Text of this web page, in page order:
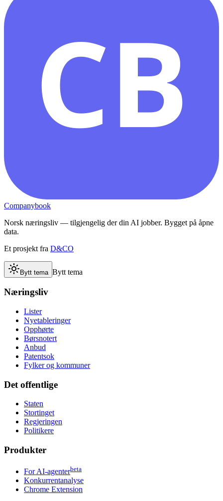
CB
Companybook
Norsk næringsliv — tilgjengelig der din AI jobber. Bygget på åpne
data.
Et prosjekt fra D&CO
Bytt tema Bytt tema
Næringsliv
Lister
Nyetableringer
Opphørte
Børsnotert
Anbud
Patentsok
Fylker og kommuner
Det offentlige
Staten
Stortinget
Regjeringen
Politikere
Produkter
For AI-agenterbeta
Konkurrentanalyse
Chrome Extension